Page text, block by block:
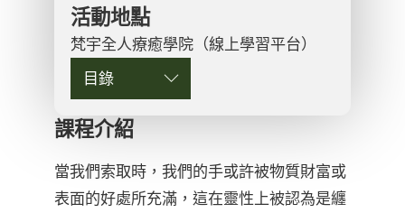
課程介紹
當我們索取時，我們的手或許被物質財富或
表面的好處所充滿，這在靈性上被認為是纏
活動地點
梵宇全人療癒學院（線上學習平台）
目錄